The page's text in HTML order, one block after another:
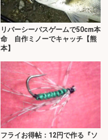
リバーシーバスゲームで50cm本
命 自作ミノーでキャッチ【熊
本】
フライお得帖：12円で作る『ソ